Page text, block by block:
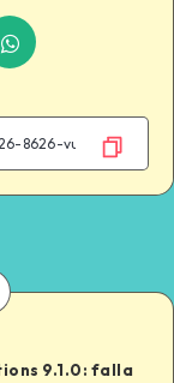
Share
WhatsApp
9.1.0: falla